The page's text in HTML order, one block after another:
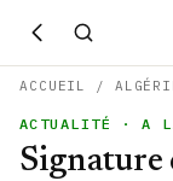
ACCUEIL /
ACTUALITÉ · A
Signature